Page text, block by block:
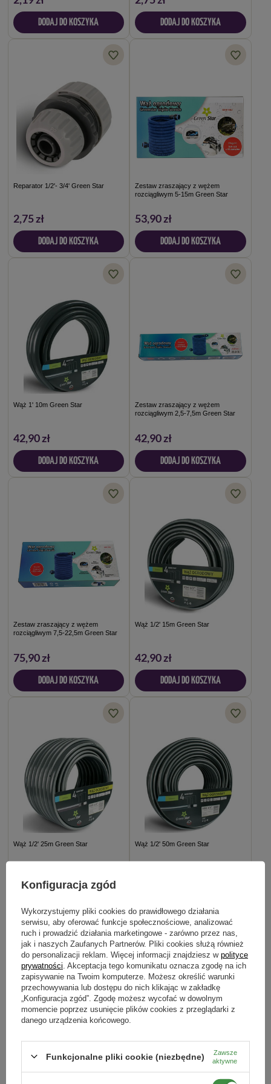
DODAJ DO KOSZYKA DODAJ DO KOSZYKA
Reparator 1/2'- 3/4' Green Star
2,75 zł
DODAJ DO KOSZYKA
Zestaw zraszający z wężem
rozciągliwym 5-15m Green Star
53,90 zł
DODAJ DO KOSZYKA
Wąż 1' 10m Green Star
42,90 zł
DODAJ DO KOSZYKA
Zestaw zraszający z wężem
rozciągliwym 2,5-7,5m Green Star
42,90 zł
DODAJ DO KOSZYKA
Zestaw zraszający z wężem
rozciągliwym 7,5-22,5m Green Star
75,90 zł
DODAJ DO KOSZYKA
Wąż 1/2' 15m Green Star
42,90 zł
DODAJ DO KOSZYKA
Wąż 1/2' 25m Green Star Wąż 1/2' 50m Green Star
Konewka plastikowa spring 5 l
Konewka plastikowa classic czarna
10 l
Konfiguracja zgód
Wykorzystujemy pliki cookies do prawidłowego działania
serwisu, aby oferować funkcje społecznościowe, analizować
ruch i prowadzić działania marketingowe - zarówno przez nas,
jak i naszych Zaufanych Partnerów. Pliki cookies służą również
do personalizacji reklam. Więcej informacji znajdziesz w polityce
prywatności . Akceptacja tego komunikatu oznacza zgodę na ich
zapisywanie na Twoim komputerze. Możesz określić warunki
przechowywania lub dostępu do nich klikając w zakładkę
„Konfiguracja zgód”. Zgodę możesz wycofać w dowolnym
momencie poprzez usunięcie plików cookies z przeglądarki z
danego urządzenia końcowego.
Funkcjonalne pliki cookie (niezbędne)
Zawsze
aktywne